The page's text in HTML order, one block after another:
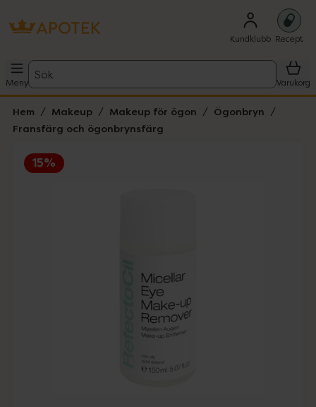
Kundklubb Recept
Meny
Sök
Varukorg
Hem Makeup Makeup för ögon
Ögonbryn
Fransfärg och ögonbrynsfärg
15%